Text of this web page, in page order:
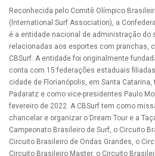
Reconhecida pelo Comitê Olímpico
(International Surf Association), a
é a entidade nacional de administração do
relacionadas aos esportes com pranchas,
CBSurf. A entidade foi originalmente
conta com 15 federações estaduais
cidade de Florianópolis, em Santa
Padaratz e como vice-presidentes Paulo
fevereiro de 2022. A CBSurf tem como
chancelar e organizar o Dream Tour e a
Campeonato Brasileiro de Surf, o Circuito
Circuito Brasileiro de Ondas Grandes, o
Circuito Brasileiro Master, o Circuito